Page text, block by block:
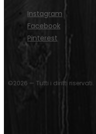
Instagram
Facebook
Pinterest
©2026 — Tutti i diritti riservati.